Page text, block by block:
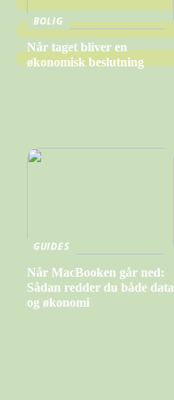
BOLIG
Når taget bliver en
økonomisk beslutning
GUIDES
Når MacBooken går ned:
Sådan redder du både data
og økonomi